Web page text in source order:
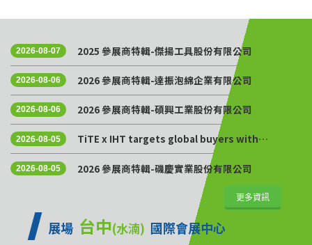
2026-08-07 2025 參展商特輯-傑揚工具股份有限公司
2026-08-06 2026 參展商特輯-達振泡綿企業有限公司
2026-08-06 2026 參展商特輯-碩興工業股份有限公司
2026-08-05
TiTE x IHT targets global buyers with
Golden Sourcing Week
2026-08-05 2026 參展商特輯-磯慶實業股份有限公司
更多資訊
展場 台中(水湳) 國際會展中心